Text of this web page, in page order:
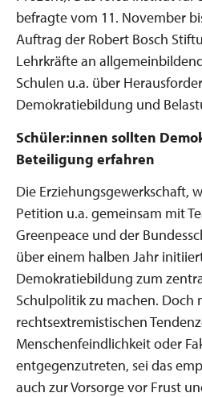
befragte vom 11. November
Auftrag der Robert Bosch
Lehrkräfte an
Schulen u.a. über
Demokratiebildung und
Schüler:innen sollten
Beteiligung erfahren
Die Erziehungsgewerkschaft,
Petition u.a. gemeinsam mit
Greenpeace und der
über einem halben Jahr
Demokratiebildung zum
Schulpolitik zu machen. Doch
rechtsextremistischen
Menschenfeindlichkeit oder
entgegenzutreten, sei das
auch zur Vorsorge vor Frust